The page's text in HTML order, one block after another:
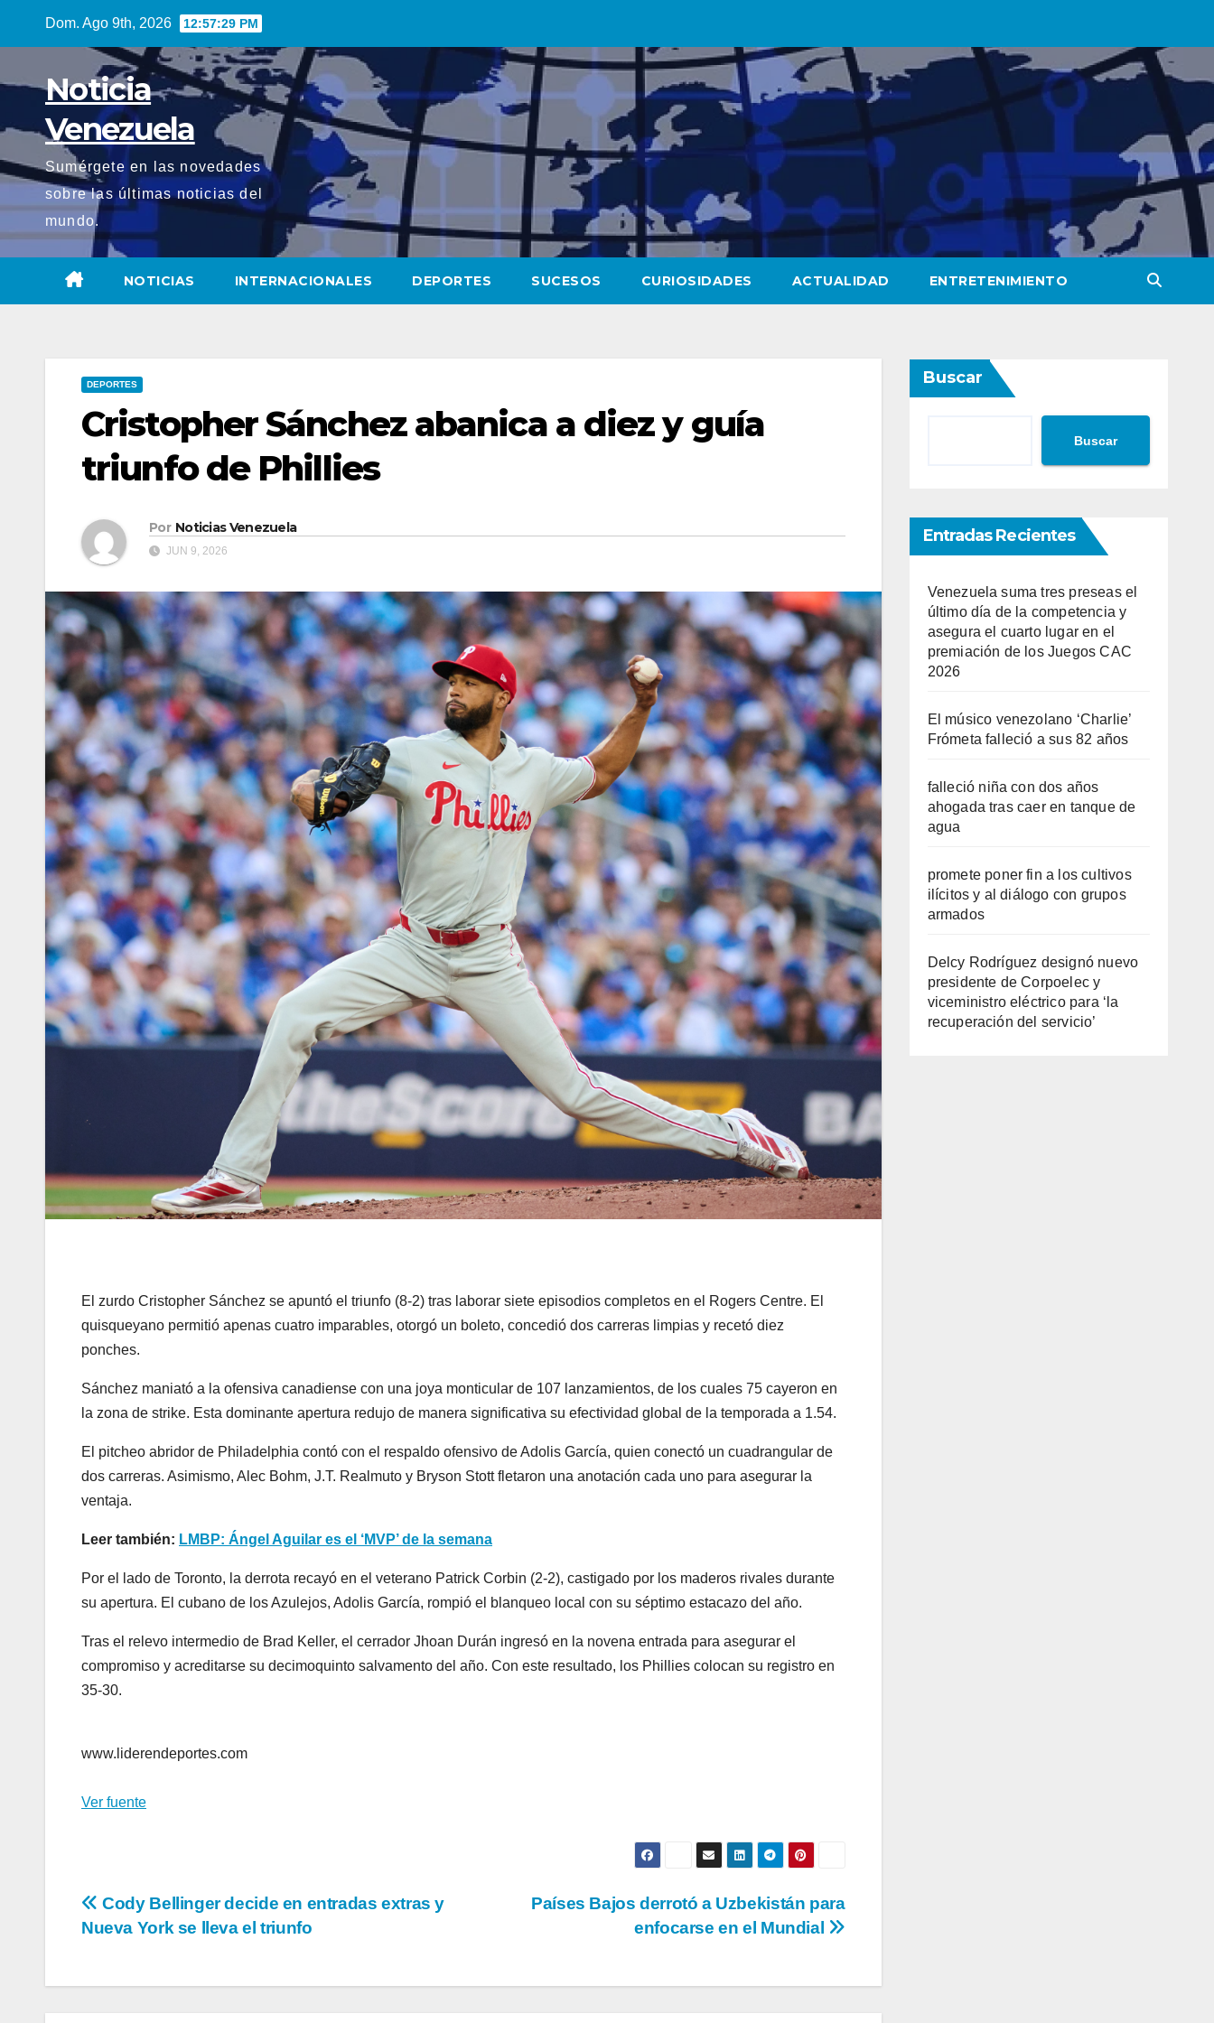
Dom. Ago 9th, 2026 12:57:30 PM
Noticia
Venezuela
Sumérgete en las novedades
sobre las últimas noticias del
mundo.
NOTICIAS INTERNACIONALES DEPORTES SUCESOS CURIOSIDADES ACTUALIDAD ENTRETENIMIENTO
DEPORTES
Cristopher Sánchez abanica a diez y guía
triunfo de Phillies
Por Noticias Venezuela
JUN 9, 2026
El zurdo Cristopher Sánchez se apuntó el triunfo (8-2) tras laborar siete episodios completos en el Rogers Centre. El
quisqueyano permitió apenas cuatro imparables, otorgó un boleto, concedió dos carreras limpias y recetó diez
ponches.
Sánchez maniató a la ofensiva canadiense con una joya monticular de 107 lanzamientos, de los cuales 75 cayeron en
la zona de strike. Esta dominante apertura redujo de manera significativa su efectividad global de la temporada a 1.54.
El pitcheo abridor de Philadelphia contó con el respaldo ofensivo de Adolis García, quien conectó un cuadrangular de
dos carreras. Asimismo, Alec Bohm, J.T. Realmuto y Bryson Stott fletaron una anotación cada uno para asegurar la
ventaja.
Leer también: LMBP: Ángel Aguilar es el ‘MVP’ de la semana
Por el lado de Toronto, la derrota recayó en el veterano Patrick Corbin (2-2), castigado por los maderos rivales durante
su apertura. El cubano de los Azulejos, Adolis García, rompió el blanqueo local con su séptimo estacazo del año.
Tras el relevo intermedio de Brad Keller, el cerrador Jhoan Durán ingresó en la novena entrada para asegurar el
compromiso y acreditarse su decimoquinto salvamento del año. Con este resultado, los Phillies colocan su registro en
35-30.
www.liderendeportes.com
Ver fuente
Navegación
entradas
Países Bajos derrotó a Uzbekistán para
enfocarse en el Mundial
Cody Bellinger decide en entradas extras y
Nueva York se lleva el triunfo
Buscar
Buscar
Entradas Recientes
Venezuela suma tres preseas el
último día de la competencia y
asegura el cuarto lugar en el
premiación de los Juegos CAC
2026
El músico venezolano ‘Charlie’
Frómeta falleció a sus 82 años
falleció niña con dos años
ahogada tras caer en tanque de
agua
promete poner fin a los cultivos
ilícitos y al diálogo con grupos
armados
Delcy Rodríguez designó nuevo
presidente de Corpoelec y
viceministro eléctrico para ‘la
recuperación del servicio’